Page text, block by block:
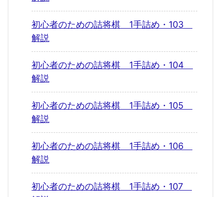
初心者のための詰将棋 1手詰め・103
解説
初心者のための詰将棋 1手詰め・104
解説
初心者のための詰将棋 1手詰め・105
解説
初心者のための詰将棋 1手詰め・106
解説
初心者のための詰将棋 1手詰め・107